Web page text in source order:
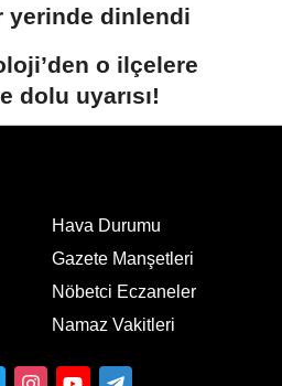
yerinde dinlendi
o ilçelere
dolu uyarısı!
Hava Durumu
Gazete Manşetleri
Nöbetci Eczaneler
Namaz Vakitleri